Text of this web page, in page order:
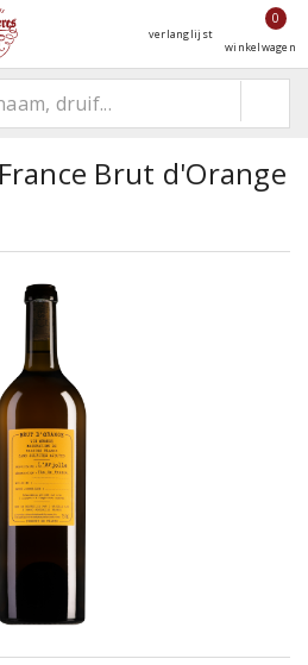
verlanglijst
0
winkelwagen
Brut d'Orange